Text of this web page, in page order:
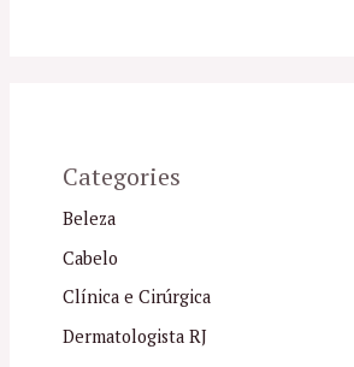
Categories
Beleza
Cabelo
Clínica e Cirúrgica
Dermatologista RJ